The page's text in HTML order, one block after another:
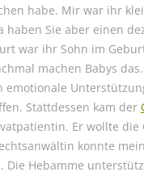
habe. Mir war ihr
haben Sie aber einen
war ihr Sohn im
machen Babys
emotionale
Stattdessen kam der
Er wollte die
konnte
Die Hebamme